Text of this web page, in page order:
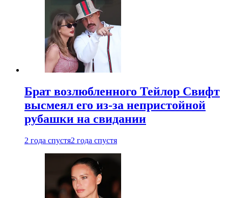
Брат возлюбленного Тейлор Свифт
высмеял его из-за непристойной
рубашки на свидании
2 года спустя2 года спустя